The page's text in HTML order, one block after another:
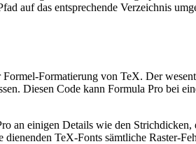
auf das entsprechende Verzeichnis
Formatierung von TeX. Der
Diesen Code kann Formula Pro bei
an einigen Details wie den Strichdicken,
TeX-Fonts sämtliche Raster-